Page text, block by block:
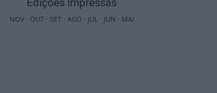
Edições Impressas
NOV· OUT· SET· AGO · JUL· JUN · MAI